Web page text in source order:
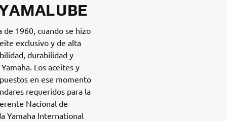
de 1960, cuando se hizo
exclusivo y de alta
durabilidad y
Los aceites y
en ese momento
requeridos para la
Nacional de
Yamaha International